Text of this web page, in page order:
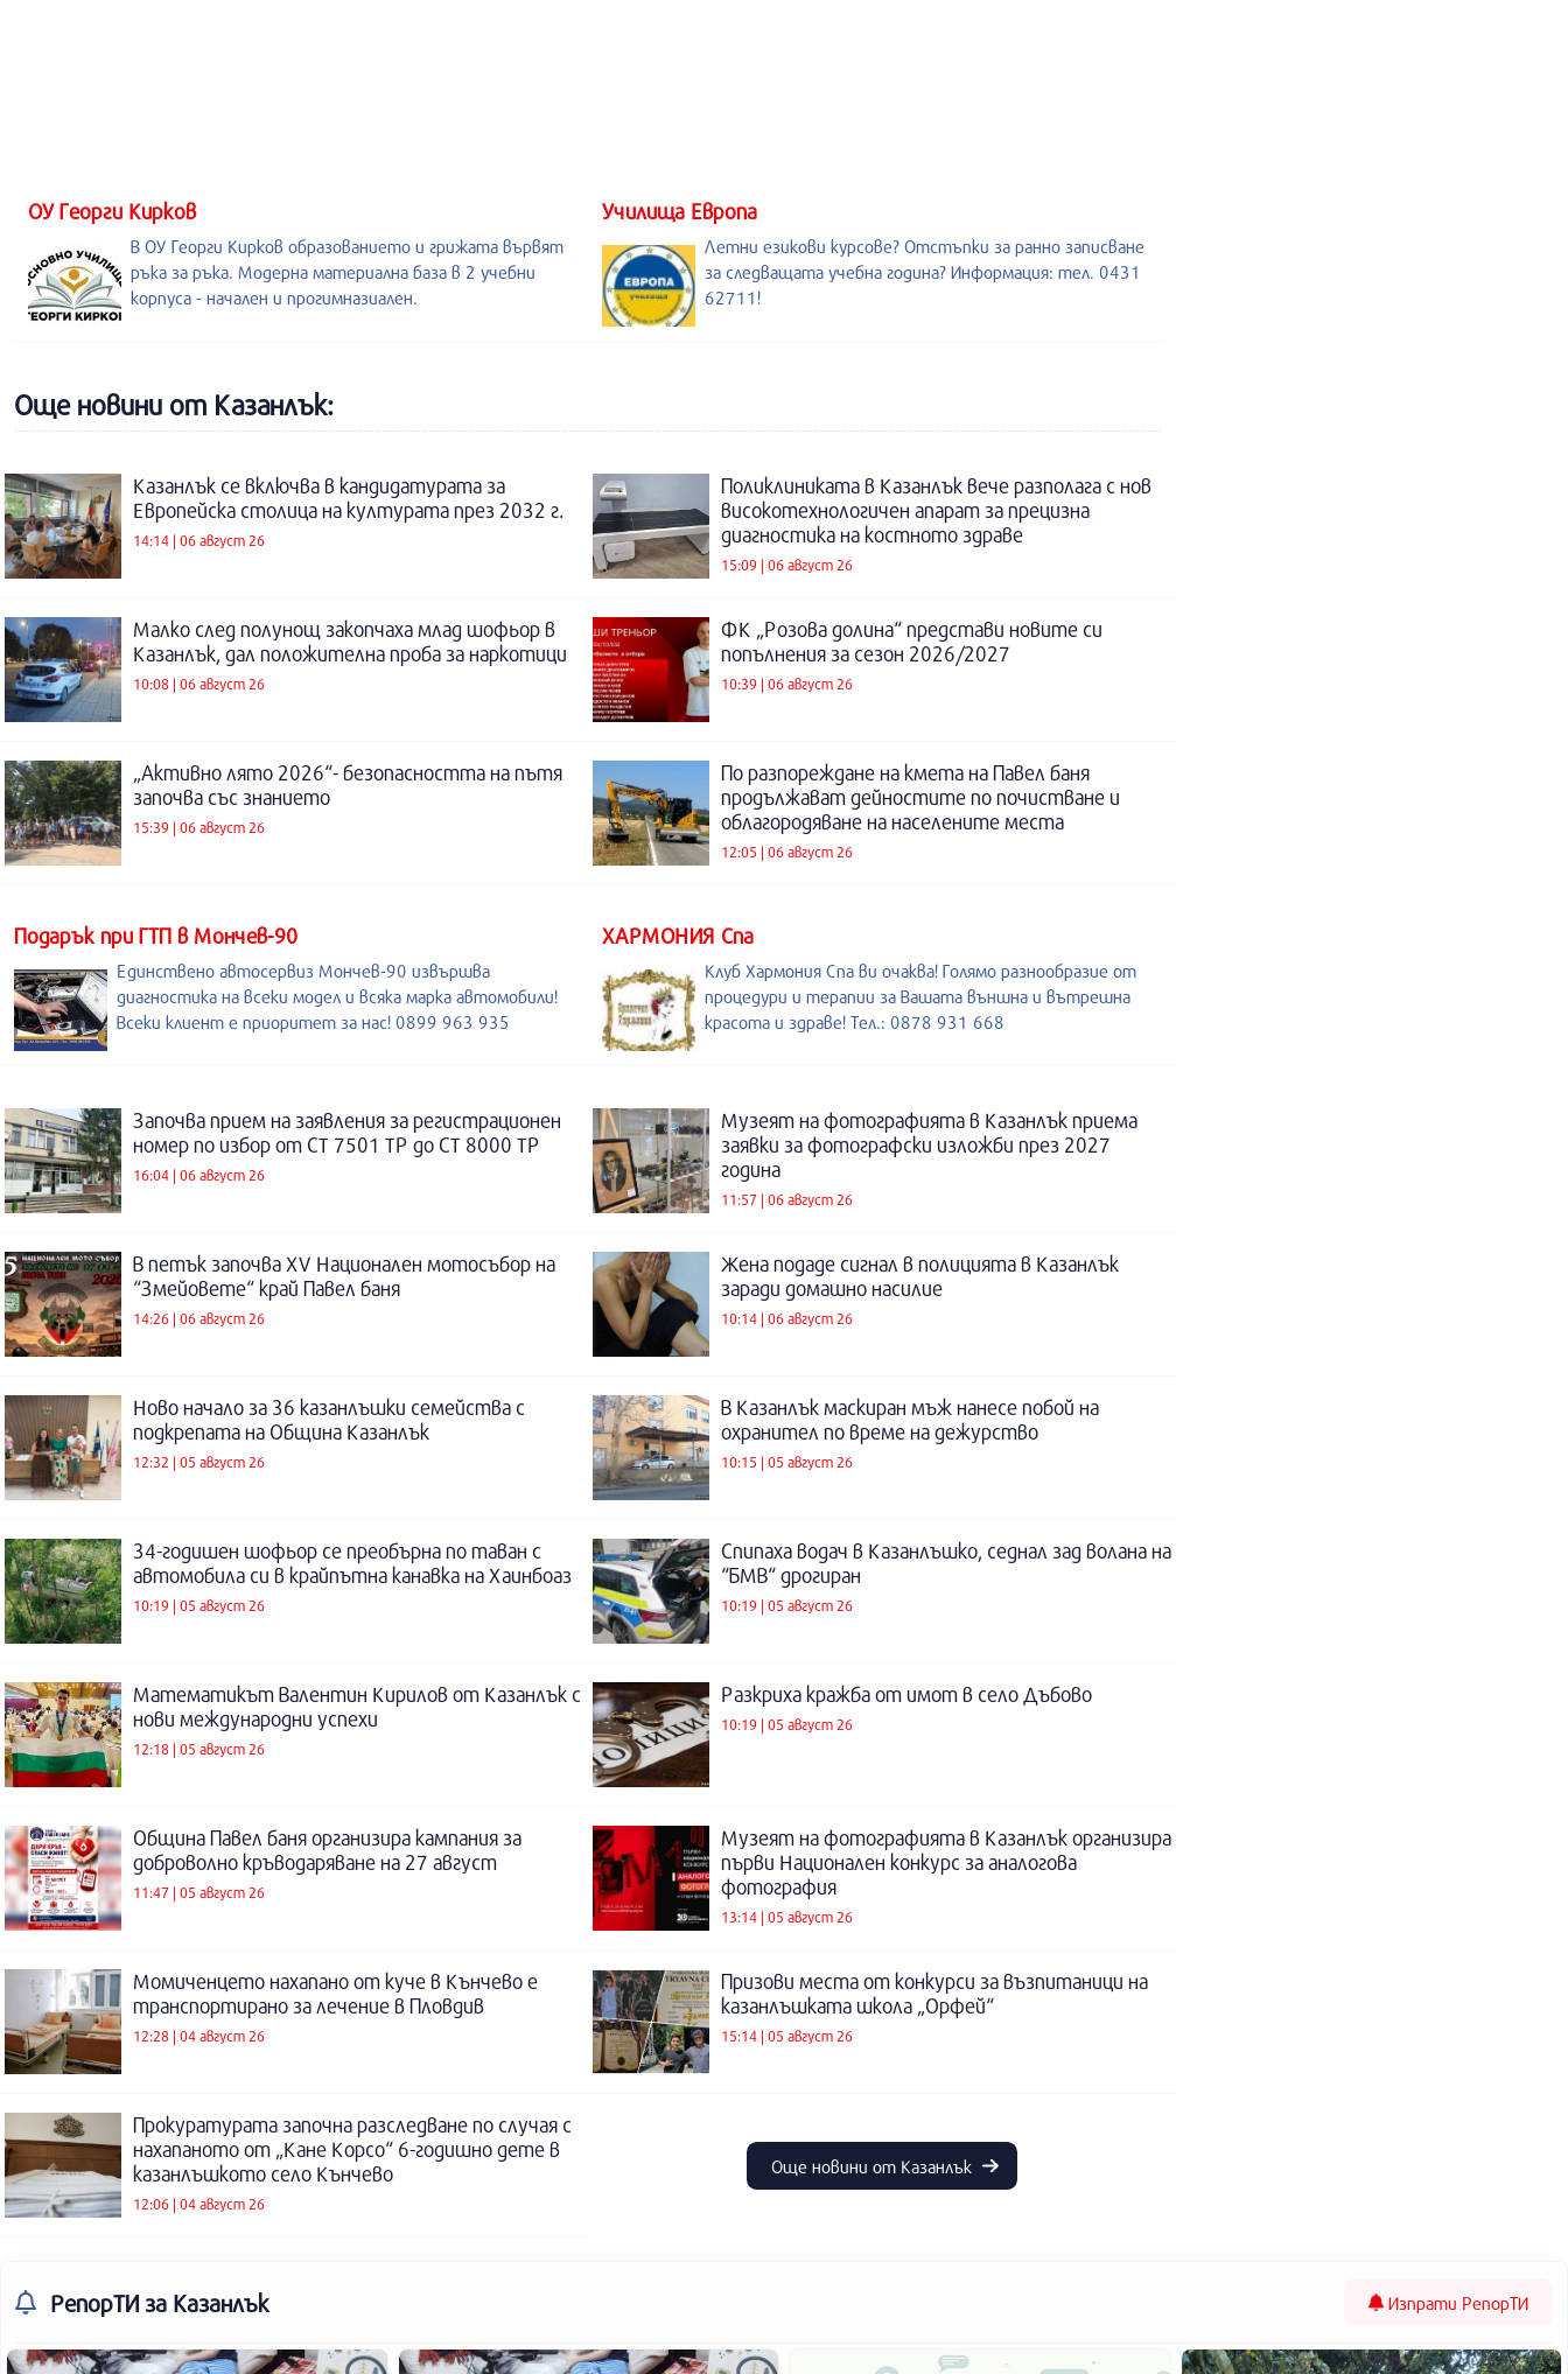
ОУ Георги Кирков
В ОУ Георги Кирков образованието и грижата вървят
ръка за ръка. Модерна материална база в 2 учебни
корпуса - начален и прогимназиален.
Училища Европа
Летни езикови курсове? Отстъпки за ранно записване
за следващата учебна година? Информация: тел. 0431
62711!
Още новини от Казанлък:
Казанлък се включва в кандидатурата за
Европейска столица на културата през 2032 г.
14:14 | 06 август 26
Поликлиниката в Казанлък вече разполага с нов
високотехнологичен апарат за прецизна
диагностика на костното здраве
15:09 | 06 август 26
Малко след полунощ закопчаха млад шофьор в
Казанлък, дал положителна проба за наркотици
10:08 | 06 август 26
ФК „Розова долина“ представи новите си
попълнения за сезон 2026/2027
10:39 | 06 август 26
„Активно лято 2026“- безопасността на пътя
започва със знанието
15:39 | 06 август 26
По разпореждане на кмета на Павел баня
продължават дейностите по почистване и
облагородяване на населените места
12:05 | 06 август 26
Подарък при ГТП в Мончев-90
Единствено автосервиз Мончев-90 извършва
диагностика на всеки модел и всяка марка автомобили!
Всеки клиент е приоритет за нас! 0899 963 935
ХАРМОНИЯ Спа
Клуб Хармония Спа ви очаква! Голямо разнообразие от
процедури и терапии за Вашата външна и вътрешна
красота и здраве! Тел.: 0878 931 668
Започва прием на заявления за регистрационен
номер по избор от СТ 7501 ТР до СТ 8000 ТР
16:04 | 06 август 26
Музеят на фотографията в Казанлък приема
заявки за фотографски изложби през 2027
година
11:57 | 06 август 26
В петък започва XV Национален мотосъбор на
“Змейовете“ край Павел баня
14:26 | 06 август 26
Жена подаде сигнал в полицията в Казанлък
заради домашно насилие
10:14 | 06 август 26
Ново начало за 36 казанлъшки семейства с
подкрепата на Община Казанлък
12:32 | 05 август 26
В Казанлък маскиран мъж нанесе побой на
охранител по време на дежурство
10:15 | 05 август 26
34-годишен шофьор се преобърна по таван с
автомобила си в крайпътна канавка на Хаинбоаз
10:19 | 05 август 26
Спипаха водач в Казанлъшко, седнал зад волана на
“БМВ“ дрогиран
10:19 | 05 август 26
Математикът Валентин Кирилов от Казанлък с
нови международни успехи
12:18 | 05 август 26
Разкриха кражба от имот в село Дъбово
10:19 | 05 август 26
Община Павел баня организира кампания за
доброволно кръводаряване на 27 август
11:47 | 05 август 26
Музеят на фотографията в Казанлък организира
първи Национален конкурс за аналогова
фотография
13:14 | 05 август 26
Момиченцето нахапано от куче в Кънчево е
транспортирано за лечение в Пловдив
12:28 | 04 август 26
Призови места от конкурси за възпитаници на
казанлъшката школа „Орфей“
15:14 | 05 август 26
Прокуратурата започна разследване по случая с
нахапаното от „Кане Корсо“ 6-годишно дете в
казанлъшкото село Кънчево
12:06 | 04 август 26
Още новини от Казанлък
РепорТИ за Казанлък Изпрати РепорТИ